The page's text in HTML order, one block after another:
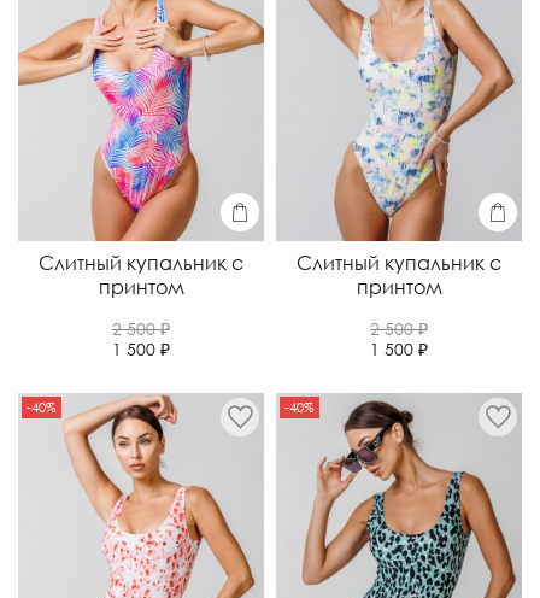
Слитный купальник с
принтом
2 500 ₽
1 500 ₽
Слитный купальник с
принтом
2 500 ₽
1 500 ₽
-40% -40%